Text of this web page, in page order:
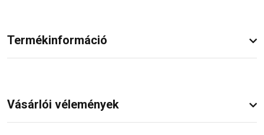
Termékinformáció
Vásárlói vélemények